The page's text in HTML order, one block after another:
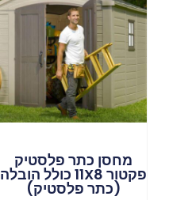
מחסן כתר פלסטיק
פקטור 11X8 כולל הובלה
(כתר פלסטיק)